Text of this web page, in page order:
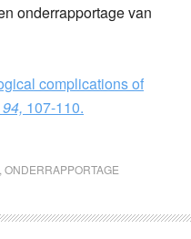
onderrapportage van
complications of
107-110.
ONDERRAPPORTAGE